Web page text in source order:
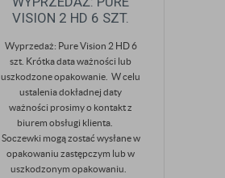
VISION 2 HD 6 SZT.
Wyprzedaż: Pure Vision 2 HD 6
szt. Krótka data ważności lub
uszkodzone opakowanie. W celu
ustalenia dokładnej daty
ważności prosimy o kontakt z
biurem obsługi klienta.
Soczewki mogą zostać wysłane w
opakowaniu zastępczym lub w
uszkodzonym opakowaniu.